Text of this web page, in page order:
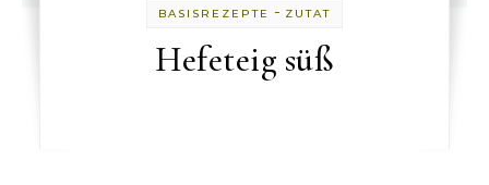
BASISREZEPTE - ZUTAT
Hefeteig süß